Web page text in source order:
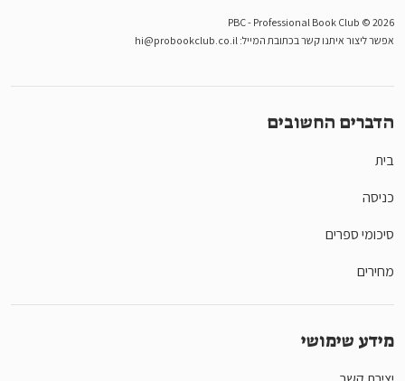
PBC - Professional Book Club © 2026
אפשר ליצור איתנו קשר בכתובת המייל: hi@probookclub.co.il
הדברים החשובים
בית
כניסה
סיכומי ספרים
מחירים
מידע שימושי